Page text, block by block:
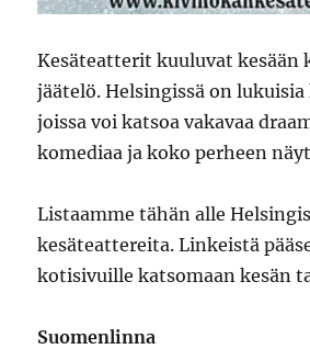
Kesäteatterit kuuluvat kesään
jäätelö. Helsingissä on
joissa voi katsoa vakavaa
komediaa ja koko perheen
Listaamme tähän alle
kesäteattereita. Linkeistä
kotisivuille katsomaan kesän
Suomenlinna